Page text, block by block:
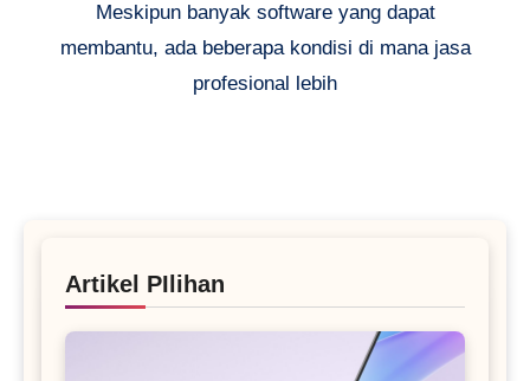
Meskipun banyak software yang dapat
membantu, ada beberapa kondisi di mana jasa
profesional lebih
Artikel PIlihan